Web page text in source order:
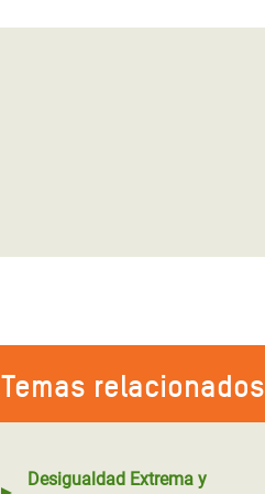
Temas relacionados
Desigualdad Extrema y